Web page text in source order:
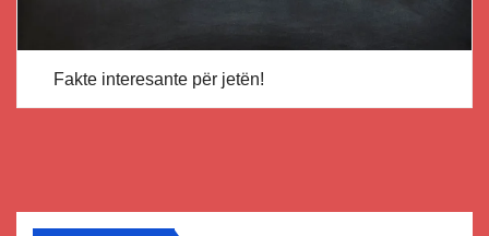
Fakte interesante për jetën!